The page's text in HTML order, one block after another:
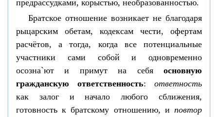
предрассудками, корыстью, необразованностью.
Братское отношение возникает не благодаря
рыцарским обетам, кодексам чести, офертам
расчётов, а тогда, когда все потенциальные
участники сами собой и одновременно
осозна`ют и примут на себя основную
гражданскую ответственность: ответность
как залог и начало любого сближения,
готовность к братскому отношению, и повтор